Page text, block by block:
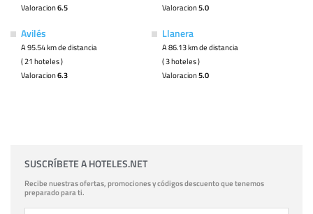
Valoracion6.5
Valoracion5.0
Avilés
A 95.54 km de distancia
( 21 hoteles )
Valoracion6.3
Llanera
A 86.13 km de distancia
( 3 hoteles )
Valoracion5.0
SUSCRÍBETE A HOTELES.NET
Recibe nuestras ofertas, promociones y códigos descuento que tenemos
preparado para ti.